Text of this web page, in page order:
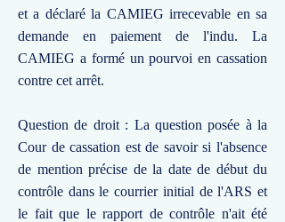
et a déclaré la CAMIEG irrecevable en sa
demande en paiement de l'indu. La
CAMIEG a formé un pourvoi en cassation
contre cet arrêt.
Question de droit : La question posée à la
Cour de cassation est de savoir si l'absence
de mention précise de la date de début du
contrôle dans le courrier initial de l'ARS et
le fait que le rapport de contrôle n'ait été